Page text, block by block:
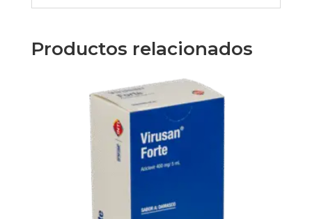
Productos relacionados